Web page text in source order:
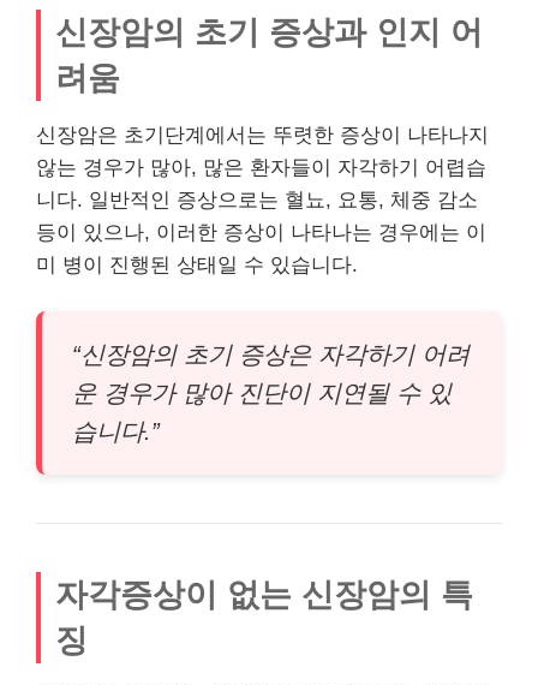
신장암의 초기 증상과 인지 어
려움
신장암은 초기단계에서는 뚜렷한 증상이 나타나지
않는 경우가 많아, 많은 환자들이 자각하기 어렵습
니다. 일반적인 증상으로는 혈뇨, 요통, 체중 감소
등이 있으나, 이러한 증상이 나타나는 경우에는 이
미 병이 진행된 상태일 수 있습니다.
“신장암의 초기 증상은 자각하기 어려
운 경우가 많아 진단이 지연될 수 있
습니다.”
자각증상이 없는 신장암의 특
징